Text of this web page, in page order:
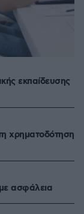
εκπαίδευσης
χρηματοδότηση
ασφάλεια